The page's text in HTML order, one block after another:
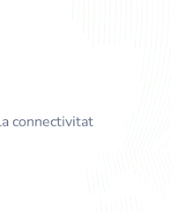
connectivitat